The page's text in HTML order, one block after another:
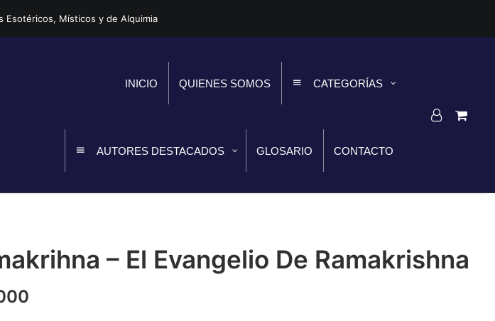
Esotéricos, Místicos y de Alquimia
INICIO QUIENES SOMOS CATEGORÍAS
AUTORES DESTACADOS GLOSARIO CONTACTO
– El Evangelio De Ramakrishna